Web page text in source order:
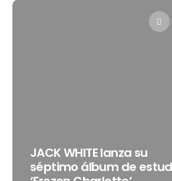
WHITE lanza su
álbum de estudio